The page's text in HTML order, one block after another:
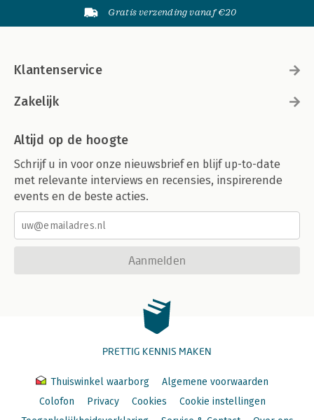
Gratis verzending vanaf €20
Klantenservice
Zakelijk
Altijd op de hoogte
Schrijf u in voor onze nieuwsbrief en blijf up-to-date
met relevante interviews en recensies, inspirerende
events en de beste acties.
Aanmelden
PRETTIG KENNIS MAKEN
Thuiswinkel waarborg
Algemene voorwaarden
Colofon
Privacy Cookies
Cookie instellingen